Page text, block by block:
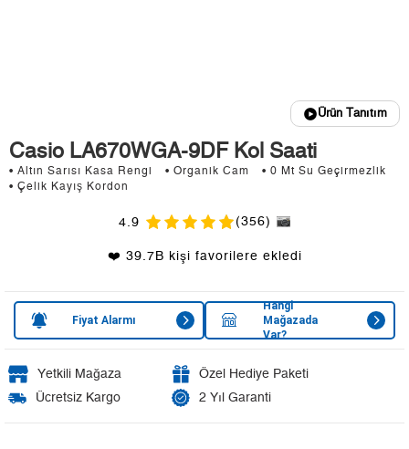
Ürün Tanıtım
Casio LA670WGA-9DF Kol Saati
• Altın Sarısı Kasa Rengi • Organik Cam
• 0 Mt Su Geçirmezlik
• Çelik Kayış Kordon
4.9 (356)
❤️ 39.7B kişi favorilere ekledi
Fiyat Alarmı
Hangi
Mağazada
Var?
Yetkili Mağaza
Özel Hediye Paketi
Ücretsiz Kargo
2 Yıl Garanti